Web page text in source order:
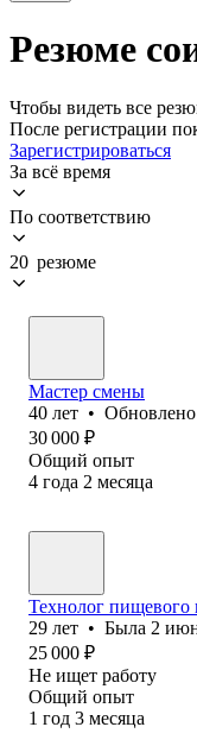
Резюме
Чтобы видеть все
После регистрации
Зарегистрироваться
За всё время
По соответствию
20 резюме
Мастер смены
40 лет • Обновлено
30 000 ₽
Общий опыт
4 года 2 месяца
Технолог пищевого
29 лет • Была 2
25 000 ₽
Не ищет работу
Общий опыт
1 год 3 месяца